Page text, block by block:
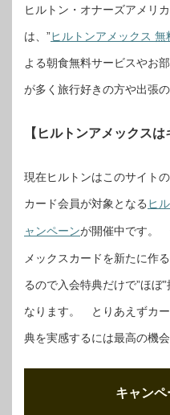
ヒルトン・オナーズアメリ
は、”ヒルトンアメックス 無
よる朝食無料サービスやお
が多く旅行好きの方や出張
【ヒルトンアメックス
現在ヒルトンはこのサイト
カード会員が対象となる ヒ
ャンペーンが開催中です。
メックスカードを新たに作る
るので入会特典だけで”ほぼ
なります。 とりあえずカ
典を実感するには最高の機会
キャンペ